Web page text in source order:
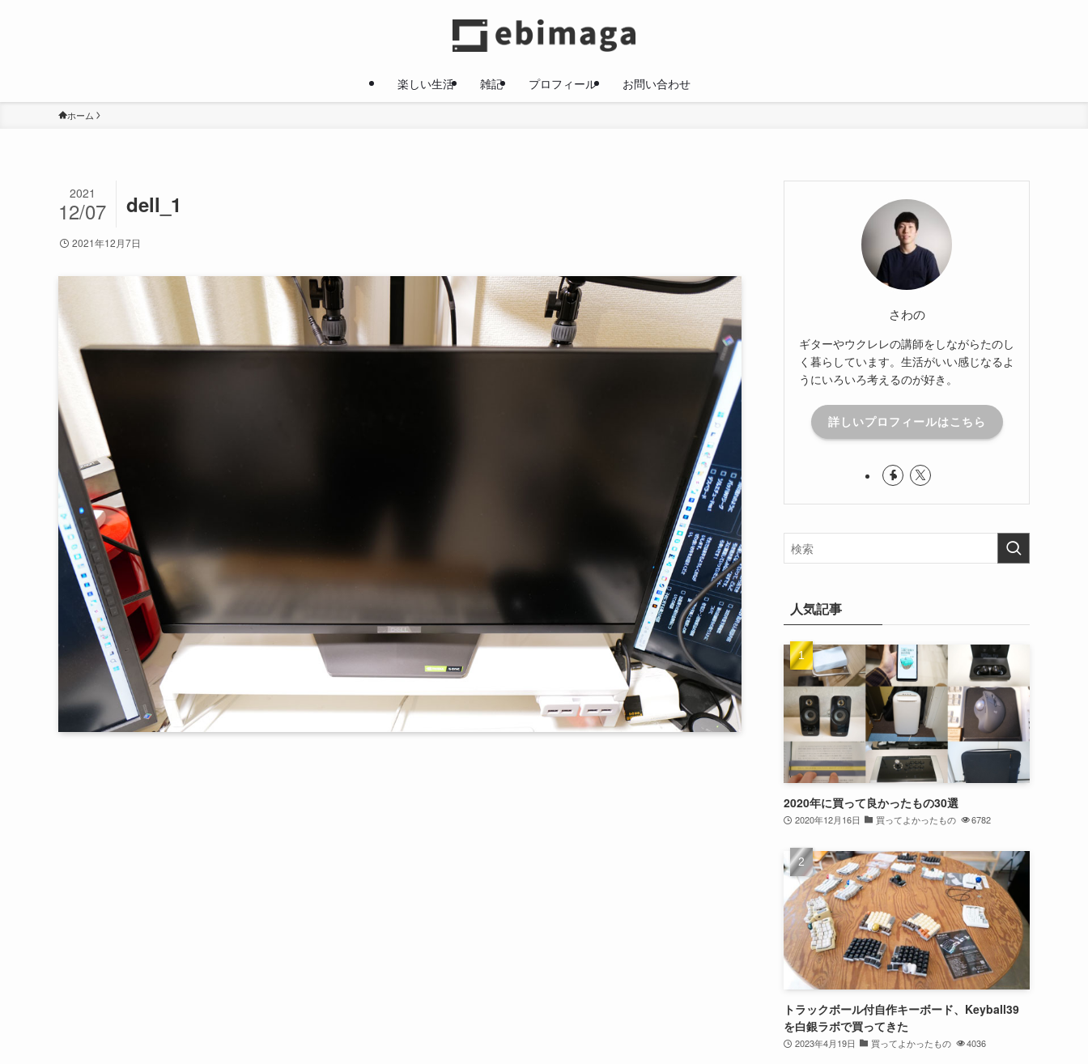
楽しい生活 雑記 プロフィール お問い合わせ
ホーム
dell_1
2021
12/07
2021年12月7日
さわの
ギターやウクレレの講師をしながらたのし
く暮らしています。生活がいい感じなるよ
うにいろいろ考えるのが好き。
詳しいプロフィールはこちら
人気記事
2020年に買って良かったもの30選
2020年12月16日 買ってよかったもの 6782
トラックボール付自作キーボード、Keyball39
を白銀ラボで買ってきた
2023年4月19日 買ってよかったもの 4036